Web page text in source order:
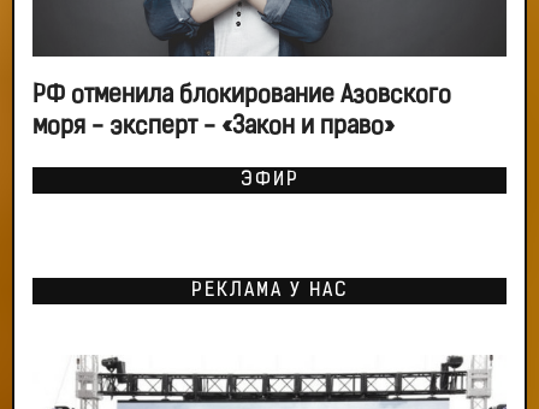
РФ отменила блокирование Азовского
моря - эксперт - «Закон и право»
ЭФИР
РЕКЛАМА У НАС